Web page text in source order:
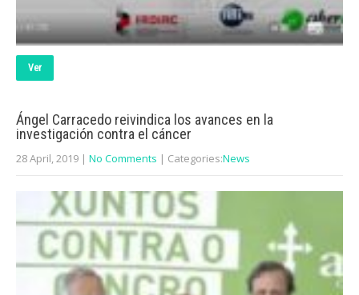
Ver
Ángel Carracedo reivindica los avances en la
investigación contra el cáncer
28 April, 2019 | No Comments | Categories:News